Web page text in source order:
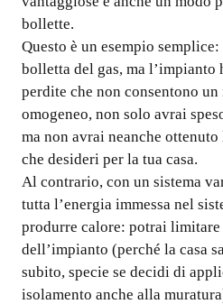
bollette.
Questo è un esempio
bolletta del gas, ma l’impianto
perdite che non consentono
omogeneo, non solo avrai
ma non avrai neanche
che desideri per la tua casa.
Al contrario, con un sistema
tutta l’energia immessa nel
produrre calore: potrai limitare
dell’impianto (perché la casa
subito, specie se decidi di
isolamento anche alla